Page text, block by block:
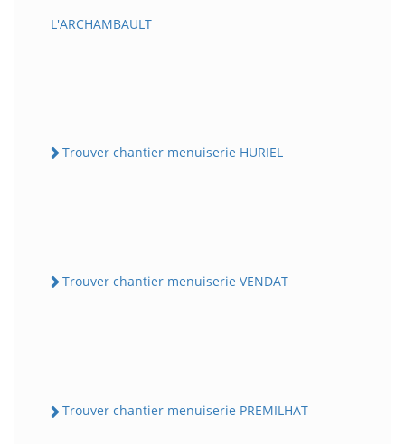
L'ARCHAMBAULT
Trouver chantier menuiserie HURIEL
Trouver chantier menuiserie VENDAT
Trouver chantier menuiserie PREMILHAT